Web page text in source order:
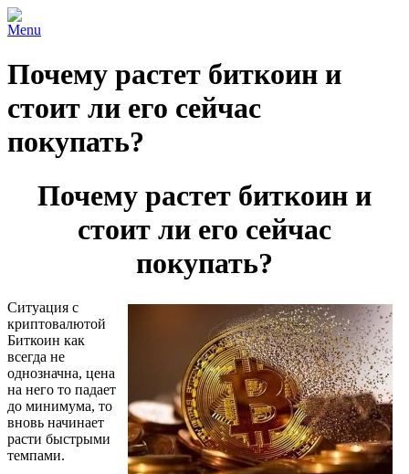
Menu
Почему растет биткоин и
стоит ли его сейчас
покупать?
Почему растет биткоин и
стоит ли его сейчас
покупать?
Ситуация с
криптовалютой
Биткоин как
всегда не
однозначна, цена
на него то падает
до минимума, то
вновь начинает
расти быстрыми
темпами.